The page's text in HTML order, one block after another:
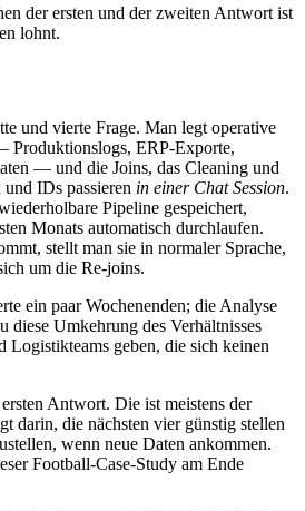
der ersten und der zweiten Antwort ist
lohnt.
und vierte Frage. Man legt operative
Produktionslogs, ERP-Exporte,
— und die Joins, das Cleaning und
IDs passieren in einer Chat Session.
Pipeline gespeichert,
Monats automatisch durchlaufen.
stellt man sie in normaler Sprache,
um die Re-joins.
ein paar Wochenenden; die Analyse
diese Umkehrung des Verhältnisses
geben, die sich keinen
Antwort. Die ist meistens der
darin, die nächsten vier günstig stellen
wenn neue Daten ankommen.
Football-Case-Study am Ende